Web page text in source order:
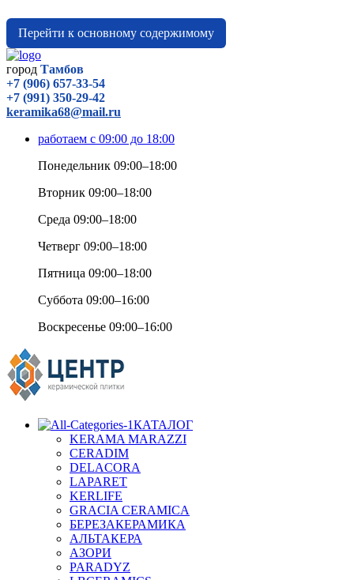
Перейти к основному содержимому
город Тамбов
+7 (906) 657-33-54
+7 (991) 350-29-42
keramika68@mail.ru
работаем с 09:00 до 18:00
Понедельник 09:00–18:00
Вторник 09:00–18:00
Среда 09:00–18:00
Четверг 09:00–18:00
Пятница 09:00–18:00
Суббота 09:00–16:00
Воскресенье 09:00–16:00
КАТАЛОГ
KERAMA MARAZZI
CERADIM
DELACORA
LAPARET
KERLIFE
GRACIA CERAMICA
БЕРЕЗАКЕРАМИКА
АЛЬТАКЕРА
АЗОРИ
PARADYZ